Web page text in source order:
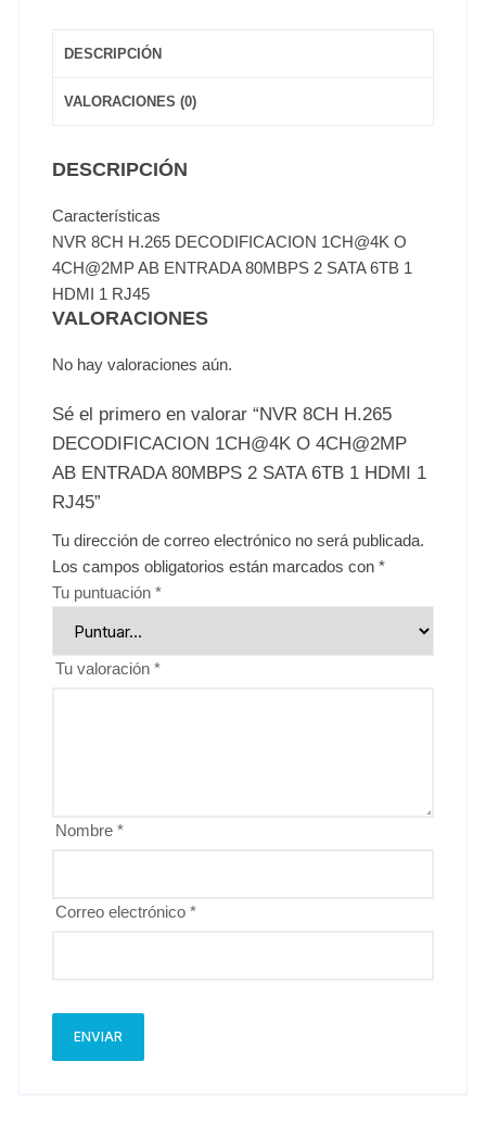
DESCRIPCIÓN
VALORACIONES (0)
DESCRIPCIÓN
Características
NVR 8CH H.265 DECODIFICACION 1CH@4K O
4CH@2MP AB ENTRADA 80MBPS 2 SATA 6TB 1
HDMI 1 RJ45
VALORACIONES
No hay valoraciones aún.
Sé el primero en valorar “NVR 8CH H.265
DECODIFICACION 1CH@4K O 4CH@2MP
AB ENTRADA 80MBPS 2 SATA 6TB 1 HDMI 1
RJ45”
Tu dirección de correo electrónico no será publicada.
Los campos obligatorios están marcados con*
Tu puntuación*
Tu valoración*
Nombre*
Correo electrónico*